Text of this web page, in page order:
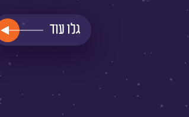
קרא
על
גלו עוד